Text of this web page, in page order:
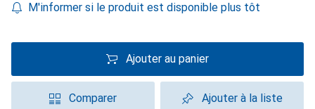
M'informer si le produit est disponible plus tôt
Ajouter au panier
Comparer Ajouter à la liste